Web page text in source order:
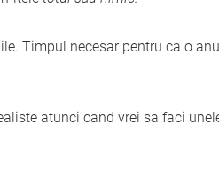
Timpul necesar pentru ca o
atunci cand vrei sa faci